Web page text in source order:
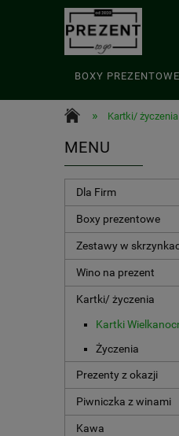
BOXY PREZENTOWE
» Kartki/ życzenia
MENU
Dla Firm
Boxy prezentowe
Zestawy w
Wino na prezent
Kartki/ życzenia
Kartki
Życzenia
Prezenty z okazji
Piwniczka z winami
Kawa